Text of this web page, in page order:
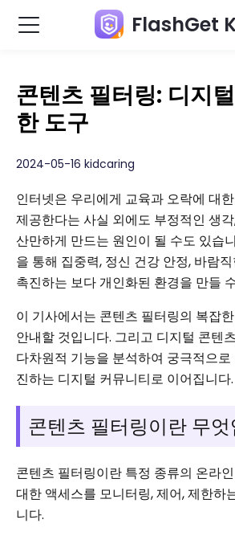
FlashGet
콘텐츠 필터링: 디지
한 도구
2024-05-16 kidcaring
인터넷은 우리에게 교육과 오락에 대
제공한다는 사실 외에도 부정적인 생
산만하게 만드는 원인이 될 수도 있습
을 통해 집중력, 정신 건강 안정, 바람
촉진하는 보다 개인화된 환경을 만들
이 기사에서는 콘텐츠 필터링의 복잡
안내할 것입니다. 그리고 디지털 콘텐
다차원적 기능을 분석하여 궁극적으
진하는 디지털 커뮤니티로 이어집니다.
콘텐츠 필터링이란 무
콘텐츠 필터링이란 특정 종류의 온라
대한 액세스를 모니터링, 제어, 제한하
니다.